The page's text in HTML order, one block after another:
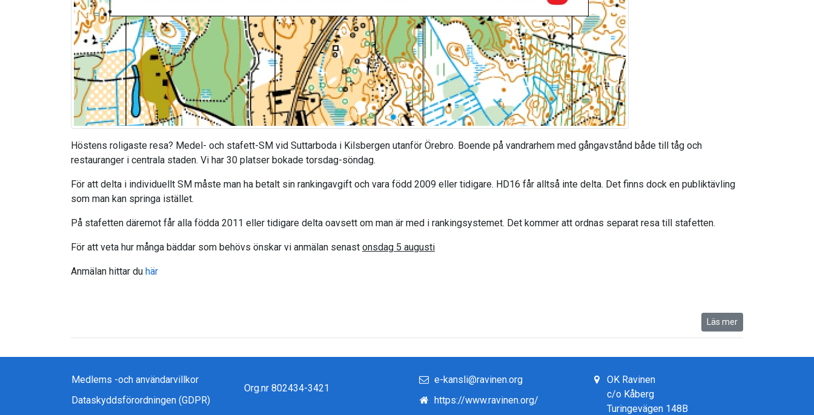
Höstens roligaste resa? Medel- och stafett-SM vid Suttarboda i Kilsbergen utanför Örebro. Boende på vandrarhem med gångavstånd både till tåg och
restauranger i centrala staden. Vi har 30 platser bokade torsdag-söndag.
För att delta i individuellt SM måste man ha betalt sin rankingavgift och vara född 2009 eller tidigare. HD16 får alltså inte delta. Det finns dock en publiktävling
som man kan springa istället.
På stafetten däremot får alla födda 2011 eller tidigare delta oavsett om man är med i rankingsystemet. Det kommer att ordnas separat resa till stafetten.
För att veta hur många bäddar som behövs önskar vi anmälan senast onsdag 5 augusti
Anmälan hittar du här
Läs mer
Medlems -och användarvillkor
Dataskyddsförordningen (GDPR)
Org.nr 802434-3421
e-kansli@ravinen.org
https://www.ravinen.org/
OK Ravinen
c/o Kåberg
Turingevägen 148B